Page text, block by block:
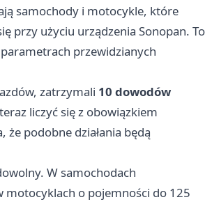
samochody i motocykle, które
przy użyciu urządzenia Sonopan. To
przewidzianych
zatrzymali 10 dowodów
liczyć się z obowiązkiem
podobne działania będą
W samochodach
motocyklach o pojemności do 125